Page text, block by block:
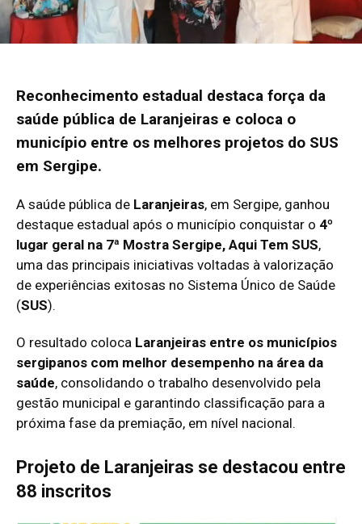
Reconhecimento estadual destaca força da
saúde pública de Laranjeiras e coloca o
município entre os melhores projetos do SUS
em Sergipe.
A saúde pública de Laranjeiras, em Sergipe, ganhou
destaque estadual após o município conquistar o 4º
lugar geral na 7ª Mostra Sergipe, Aqui Tem SUS,
uma das principais iniciativas voltadas à valorização
de experiências exitosas no Sistema Único de Saúde
(SUS).
O resultado coloca Laranjeiras entre os municípios
sergipanos com melhor desempenho na área da
saúde, consolidando o trabalho desenvolvido pela
gestão municipal e garantindo classificação para a
próxima fase da premiação, em nível nacional.
Projeto de Laranjeiras se destacou entre
88 inscritos